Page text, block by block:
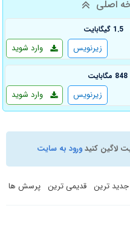
اصلی
1.5 گیگابایت
وارد شوید زیرنویس
848 مگابایت
وارد شوید زیرنویس
لاگین کنیدورود به سایت
جدید ترین قدیمی ترین پرسش ها